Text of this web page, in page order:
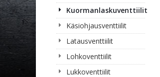
Kuormanlaskuventtiilit
Käsiohjausventtiilit
Latausventtiilit
Lohkoventtiilit
Lukkoventtiilit